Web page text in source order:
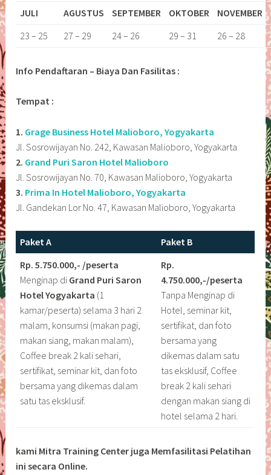
JULI AGUSTUS SEPTEMBER OKTOBER NOVEMBER
23 – 25
27 – 29 24 – 26 29 – 31 26 – 28
Info Pendaftaran – Biaya Dan Fasilitas :
Tempat :
1. Grage Business Hotel Malioboro, Yogyakarta
Jl. Sosrowijayan No. 242, Kawasan Malioboro, Yogyakarta
2. Grand Puri Saron Hotel Malioboro
Jl. Sosrowijayan No. 70, Kawasan Malioboro, Yogyakarta
3. Prima In Hotel Malioboro, Yogyakarta
Jl. Gandekan Lor No. 47, Kawasan Malioboro, Yogyakarta
Paket A
Paket B
Rp. 5.750.000,- /peserta
Menginap di Grand Puri Saron
Hotel Yogyakarta (1
kamar/peserta) selama 3 hari 2
malam, konsumsi (makan pagi,
makan siang, makan malam),
Coffee break 2 kali sehari,
sertifikat, seminar kit, dan foto
bersama yang dikemas dalam
satu tas eksklusif.
Rp.
4.750.000,-/peserta
Tanpa Menginap di
Hotel, seminar kit,
sertifikat, dan foto
bersama yang
dikemas dalam satu
tas eksklusif, Coffee
break 2 kali sehari
dengan makan siang di
hotel selama 2 hari.
kami Mitra Training Center juga Memfasilitasi Pelatihan
ini secara Online.